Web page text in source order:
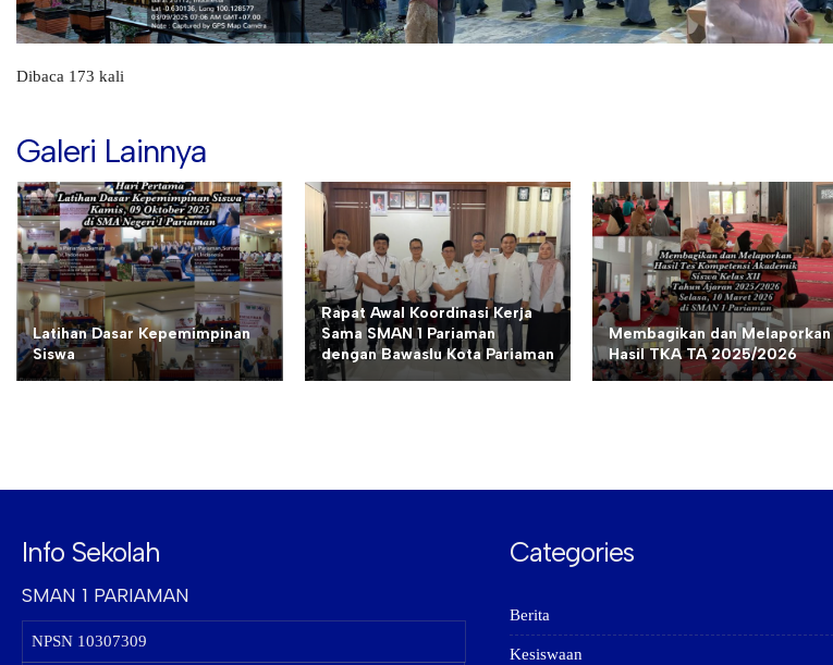
Dibaca 173 kali
Galeri Lainnya
Latihan Dasar Kepemimpinan
Siswa
Rapat Awal Koordinasi Kerja
Sama SMAN 1 Pariaman
dengan Bawaslu Kota Pariaman
Membagikan dan Melaporkan
Hasil TKA TA 2025/2026
Info Sekolah
SMAN 1 PARIAMAN
NPSN 10307309
Categories
Berita
Kesiswaan